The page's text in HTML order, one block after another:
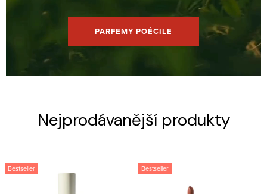
PARFEMY POÉCILE
Nejprodávanější produkty
Bestseller Bestseller